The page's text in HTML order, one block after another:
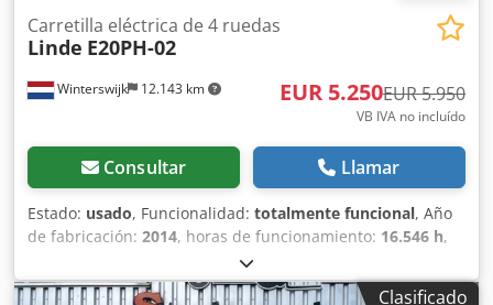
Winterswijk 12.143 km
Carretilla eléctrica de 4 ruedas
Linde E20PH-02
EUR 5.250EUR 5.950
VB IVA no incluído
Consultar Llamar
Estado: usado, Funcionalidad: totalmente funcional, Año
de fabricación: 2014, horas de funcionamiento: 16.546 h,
2.000 kg, altura de elevación:
mm, tipo de combustible:eléctrico, tipo de mástil:triple,
Clasificado